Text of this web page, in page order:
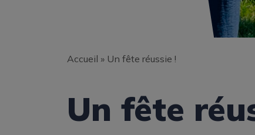
Accueil » Un fête réussie !
Un fête